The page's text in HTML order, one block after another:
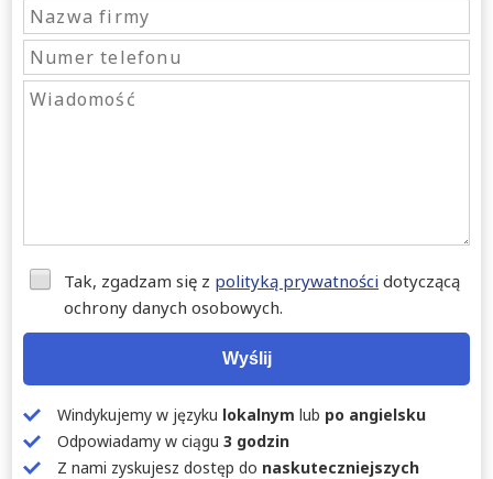
Tak, zgadzam się z polityką prywatności dotyczącą
ochrony danych osobowych.
Wyślij
Windykujemy w języku lokalnym lub po angielsku
Odpowiadamy w ciągu 3 godzin
Z nami zyskujesz dostęp do naskuteczniejszych